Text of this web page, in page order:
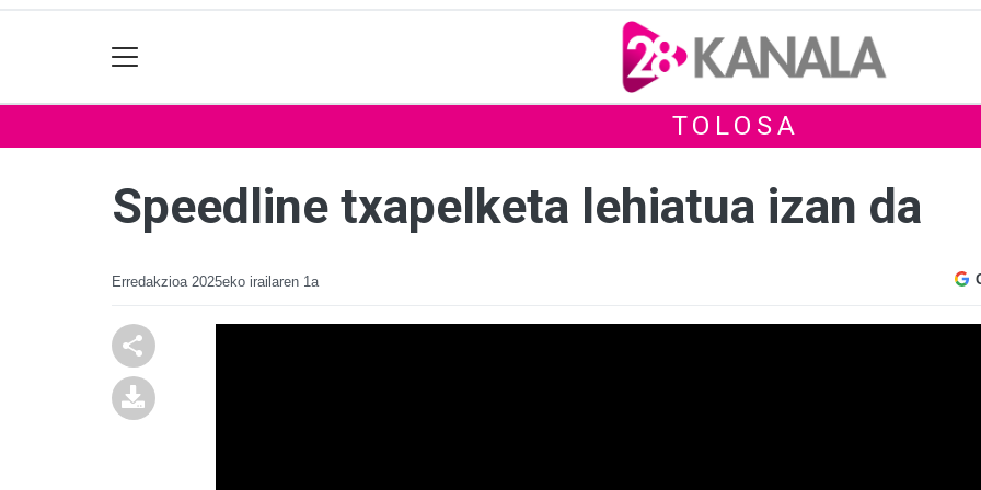
TOLOSA
Speedline txapelketa lehiatua izan da
Erredakzioa 2025eko irailaren 1a